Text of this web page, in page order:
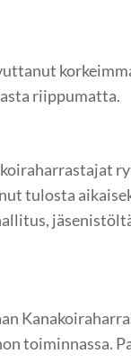
riippumatta.
tulosta
toiminnassa.